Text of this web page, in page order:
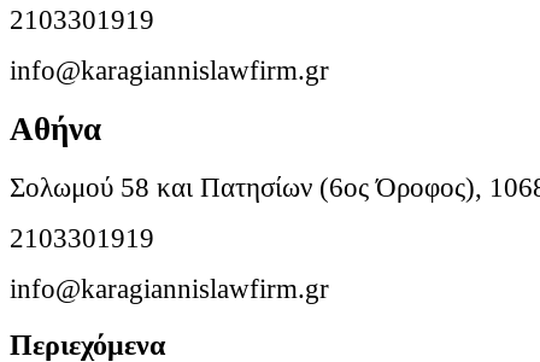
2103301919
info@karagiannislawfirm.gr
Αθήνα
Σολωμού 58 και Πατησίων (6ος Όροφος),
2103301919
info@karagiannislawfirm.gr
Περιεχόμενα